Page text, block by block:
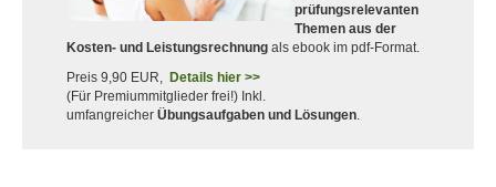
prüfungsrelevanten
Themen aus der
Kosten- und Leistungsrechnung als ebook im pdf-Format.
Preis 9,90 EUR, Details hier >>
(Für Premiummitglieder frei!) Inkl.
umfangreicher Übungsaufgaben und Lösungen.